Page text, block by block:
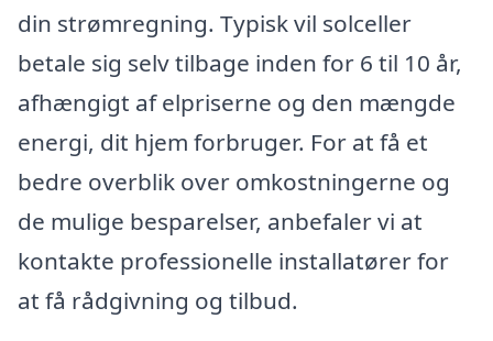
din strømregning. Typisk vil solceller
betale sig selv tilbage inden for 6 til 10 år,
afhængigt af elpriserne og den mængde
energi, dit hjem forbruger. For at få et
bedre overblik over omkostningerne og
de mulige besparelser, anbefaler vi at
kontakte professionelle installatører for
at få rådgivning og tilbud.